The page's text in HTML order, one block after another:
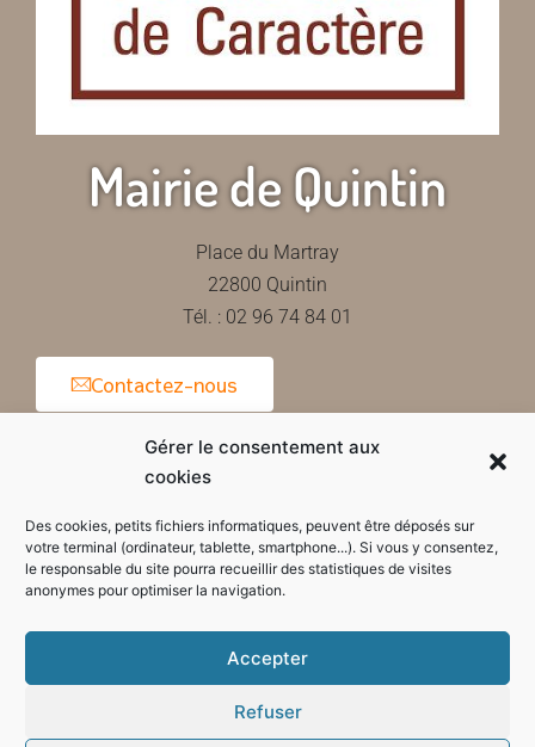
Gérer le consentement aux
cookies
Des cookies, petits fichiers informatiques, peuvent être déposés sur
votre terminal (ordinateur, tablette, smartphone...). Si vous y consentez,
le responsable du site pourra recueillir des statistiques de visites
anonymes pour optimiser la navigation.
Accepter
Refuser
Mairie de Quintin
Place du Martray
22800 Quintin
Tél. : 02 96 74 84 01
Contactez-nous
Horaires d'ouverture de la mairie